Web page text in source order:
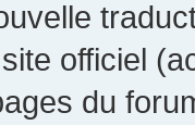
officiel
du